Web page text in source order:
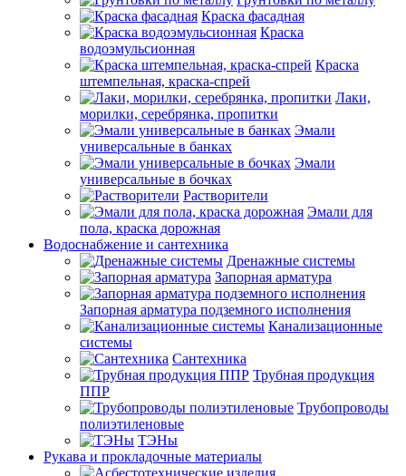
Краска фасадная
Краска
водоэмульсионная
Краска
штемпельная, краска-спрей
Лаки,
морилки, серебрянка, пропитки
Эмали
универсальные в банках
Эмали
универсальные в бочках
Растворители
Эмали для
пола, краска дорожная
Водоснабжение и сантехника
Дренажные системы
Запорная арматура
Запорная арматура подземного исполнения
Канализационные
системы
Сантехника
Трубная продукция
ППР
Трубопроводы
полиэтиленовые
ТЭНы
Рукава и прокладочные материалы